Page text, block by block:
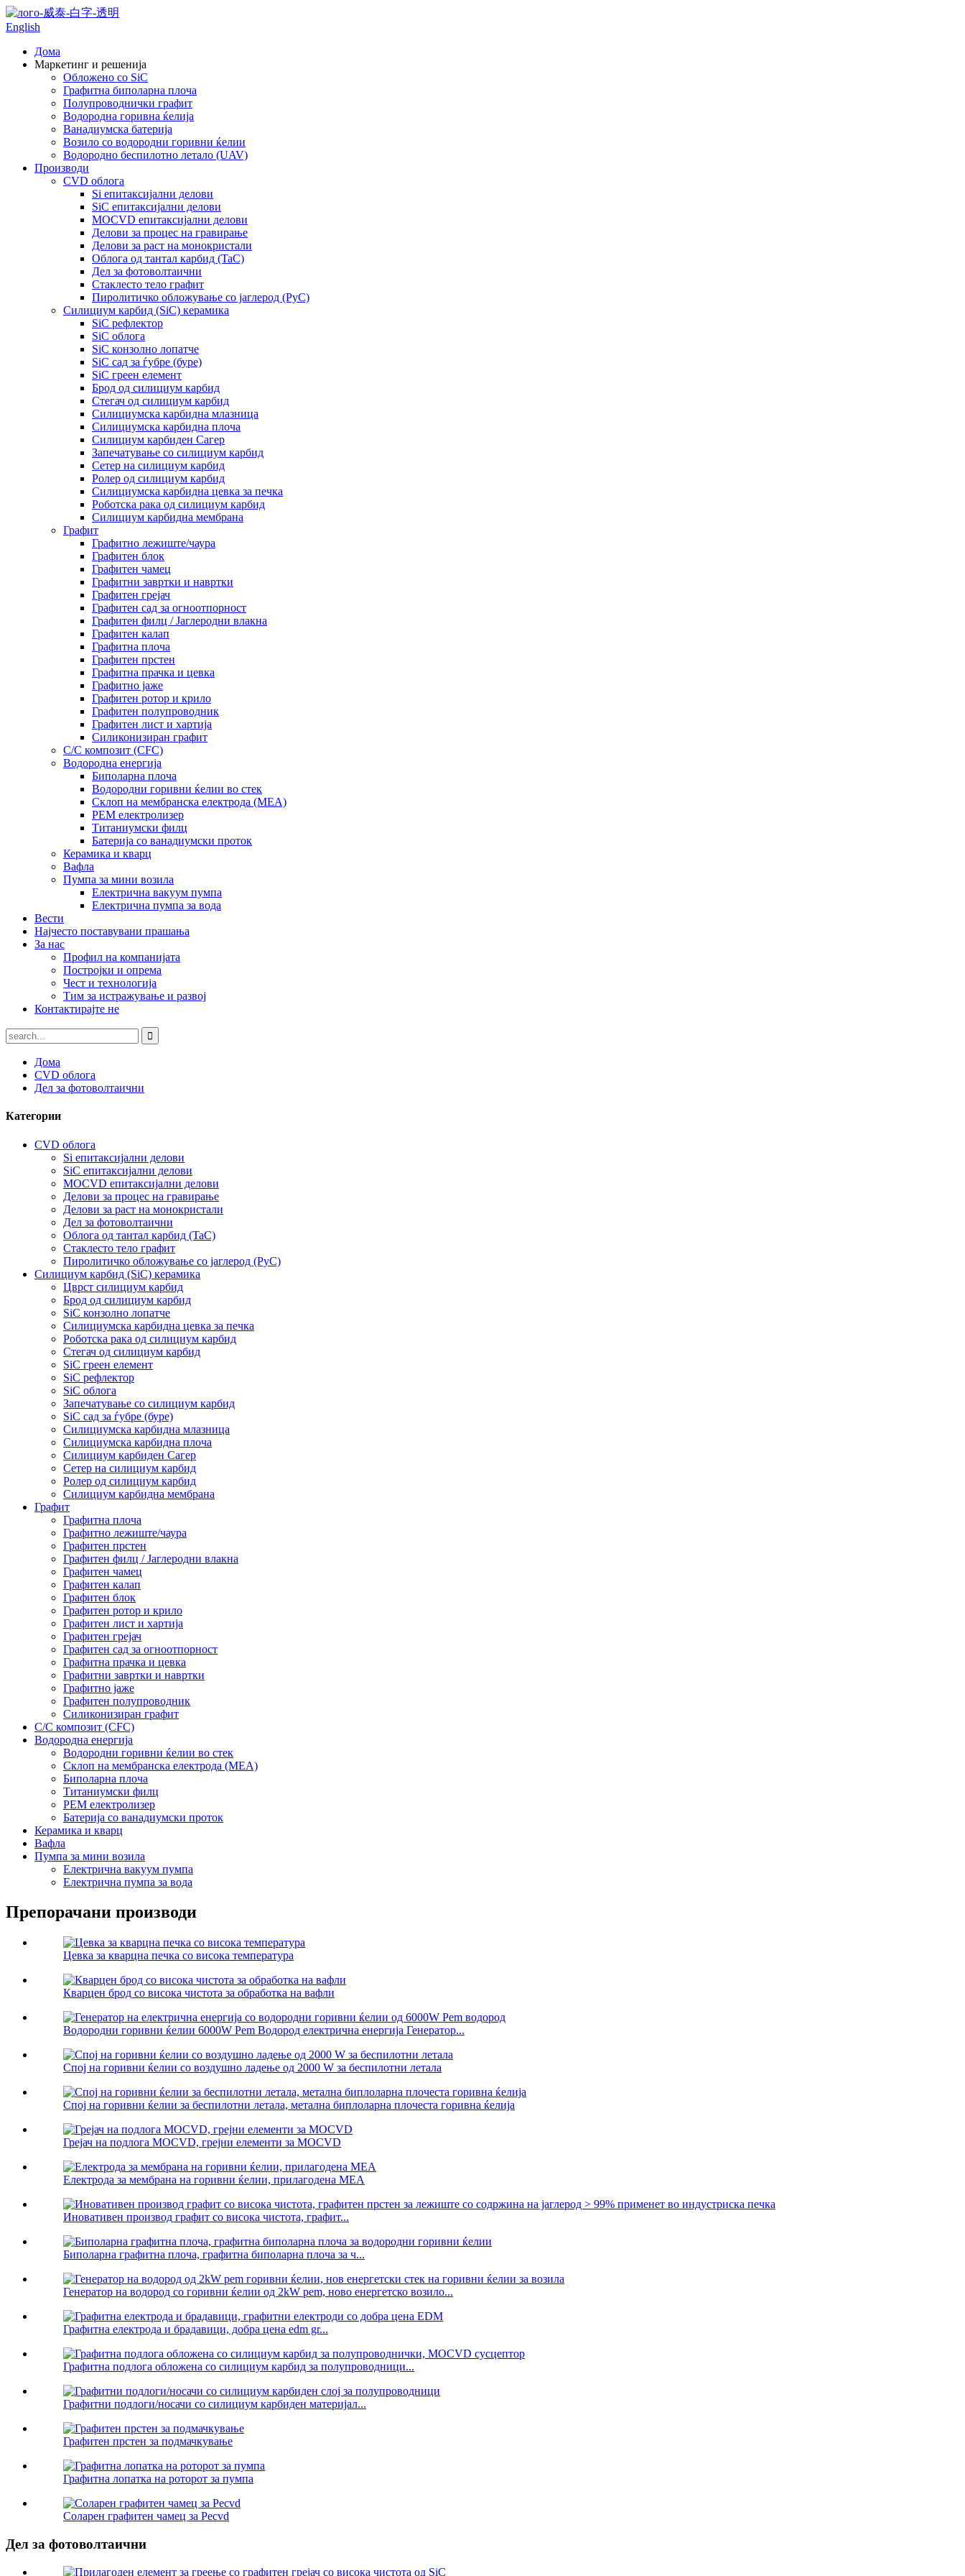
English
Дома
Маркетинг и решенија
Обложено со SiC
Графитна биполарна плоча
Полупроводнички графит
Водородна горивна ќелија
Ванадиумска батерија
Возило со водородни горивни ќелии
Водородно беспилотно летало (UAV)
Производи
CVD облога
Si епитаксијални делови
SiC епитаксијални делови
MOCVD епитаксијални делови
Делови за процес на гравирање
Делови за раст на монокристали
Облога од тантал карбид (TaC)
Дел за фотоволтаични
Стаклесто тело графит
Пиролитичко обложување со јаглерод (PyC)
Силициум карбид (SiC) керамика
SiC рефлектор
SiC облога
SiC конзолно лопатче
SiC сад за ѓубре (буре)
SiC греен елемент
Брод од силициум карбид
Стегач од силициум карбид
Силициумска карбидна млазница
Силициумска карбидна плоча
Силициум карбиден Сагер
Запечатување со силициум карбид
Сетер на силициум карбид
Ролер од силициум карбид
Силициумска карбидна цевка за печка
Роботска рака од силициум карбид
Силициум карбидна мембрана
Графит
Графитно лежиште/чаура
Графитен блок
Графитен чамец
Графитни завртки и навртки
Графитен грејач
Графитен сад за огноотпорност
Графитен филц / Јаглеродни влакна
Графитен калап
Графитна плоча
Графитен прстен
Графитна прачка и цевка
Графитно јаже
Графитен ротор и крило
Графитен полупроводник
Графитен лист и хартија
Силиконизиран графит
C/C композит (CFC)
Водородна енергија
Биполарна плоча
Водородни горивни ќелии во стек
Склоп на мембранска електрода (MEA)
PEM електролизер
Титаниумски филц
Батерија со ванадиумски проток
Керамика и кварц
Вафла
Пумпа за мини возила
Електрична вакуум пумпа
Електрична пумпа за вода
Вести
Најчесто поставувани прашања
За нас
Профил на компанијата
Постројки и опрема
Чест и технологија
Тим за истражување и развој
Контактирајте не
Дома
CVD облога
Дел за фотоволтаични
Категории
CVD облога
Si епитаксијални делови
SiC епитаксијални делови
MOCVD епитаксијални делови
Делови за процес на гравирање
Делови за раст на монокристали
Дел за фотоволтаични
Облога од тантал карбид (TaC)
Стаклесто тело графит
Пиролитичко обложување со јаглерод (PyC)
Силициум карбид (SiC) керамика
Цврст силициум карбид
Брод од силициум карбид
SiC конзолно лопатче
Силициумска карбидна цевка за печка
Роботска рака од силициум карбид
Стегач од силициум карбид
SiC греен елемент
SiC рефлектор
SiC облога
Запечатување со силициум карбид
SiC сад за ѓубре (буре)
Силициумска карбидна млазница
Силициумска карбидна плоча
Силициум карбиден Сагер
Сетер на силициум карбид
Ролер од силициум карбид
Силициум карбидна мембрана
Графит
Графитна плоча
Графитно лежиште/чаура
Графитен прстен
Графитен филц / Јаглеродни влакна
Графитен чамец
Графитен калап
Графитен блок
Графитен ротор и крило
Графитен лист и хартија
Графитен грејач
Графитен сад за огноотпорност
Графитна прачка и цевка
Графитни завртки и навртки
Графитно јаже
Графитен полупроводник
Силиконизиран графит
C/C композит (CFC)
Водородна енергија
Водородни горивни ќелии во стек
Склоп на мембранска електрода (MEA)
Биполарна плоча
Титаниумски филц
PEM електролизер
Батерија со ванадиумски проток
Керамика и кварц
Вафла
Пумпа за мини возила
Електрична вакуум пумпа
Електрична пумпа за вода
Препорачани производи
Цевка за кварцна печка со висока температура
Кварцен брод со висока чистота за обработка на вафли
Водородни горивни ќелии 6000W Pem Водород електрична енергија Генератор...
Спој на горивни ќелии со воздушно ладење од 2000 W за беспилотни летала
Спој на горивни ќелии за беспилотни летала, метална биплоларна плочеста горивна ќелија
Грејач на подлога MOCVD, грејни елементи за MOCVD
Електрода за мембрана на горивни ќелии, прилагодена MEA
Иновативен производ графит со висока чистота, графит...
Биполарна графитна плоча, графитна биполарна плоча за ч...
Генератор на водород со горивни ќелии од 2kW pem, ново енергетско возило...
Графитна електрода и брадавици, добра цена edm gr...
Графитна подлога обложена со силициум карбид за полупроводници...
Графитни подлоги/носачи со силициум карбиден материјал...
Графитен прстен за подмачкување
Графитна лопатка на роторот за пумпа
Соларен графитен чамец за Pecvd
Дел за фотоволтаични